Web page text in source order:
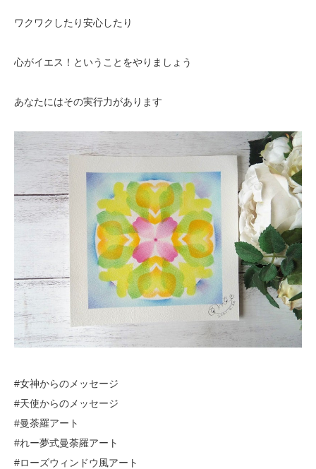
ワクワクしたり安心したり
心がイエス！ということをやりましょう
あなたにはその実行力があります
#女神からのメッセージ
#天使からのメッセージ
#曼荼羅アート
#れー夢式曼荼羅アート
#ローズウィンドウ風アート